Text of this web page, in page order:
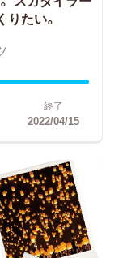
たい。
終了
2022/04/15